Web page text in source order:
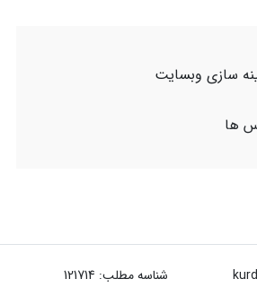
سازی وبسایت
ها
شناسه مطلب: 121714